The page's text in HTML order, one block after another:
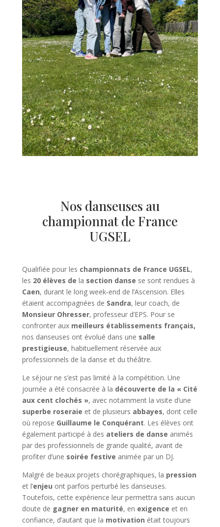
Nos danseuses au
championnat de France
UGSEL
Qualifiée pour les championnats de France UGSEL,
les 20 élèves de la section danse se sont rendues à
Caen, durant le long week‑end de l’Ascension. Elles
étaient accompagnées de Sandra, leur coach, de
Monsieur Ohresser, professeur d’EPS. Pour se
confronter aux meilleurs établissements français,
nos danseuses ont évolué dans une salle
prestigieuse, habituellement réservée aux
professionnels de la danse et du théâtre.
Le séjour ne s’est pas limité à la compétition. Une
journée a été consacrée à la découverte de la « Cité
aux cent clochés », avec notamment la visite d’une
superbe roseraie et de plusieurs abbayes, dont celle
où repose Guillaume le Conquérant. Les élèves ont
également participé à des ateliers de danse animés
par des professionnels de grande qualité, avant de
profiter d’une soirée festive animée par un DJ.
Malgré de beaux projets chorégraphiques, la pression
et l’enjeu ont parfois perturbé les danseuses.
Toutefois, cette expérience leur permettra sans aucun
doute de gagner en maturité, en exigence et en
confiance, d’autant que la motivation était toujours